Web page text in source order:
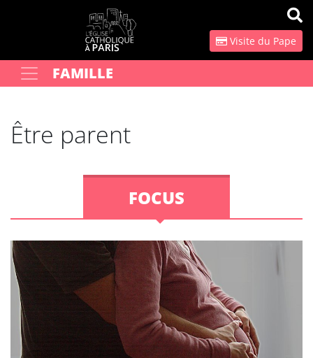
Visite du Pape
Votre rechercheFAMILLE
Être parent
FOCUS
Panneau de gestion des cookies